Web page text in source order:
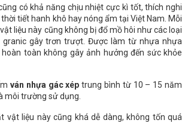
có khả năng chịu nhiệt cực kì tốt, thích nghi
tiết hanh khô hay nóng ẩm tại Việt Nam. Mỗi
liệu này cũng không bị đổ mồ hôi như các loại
gây trơn trượt. Được làm từ nhựa nhựa
hoàn toàn không gây ảnh hưởng đến sức khỏe
ván nhựa gác xép trung bình từ 10 – 15 năm
môi trường sử dụng.
vật liệu này cũng khá dễ dàng, không tốn quá